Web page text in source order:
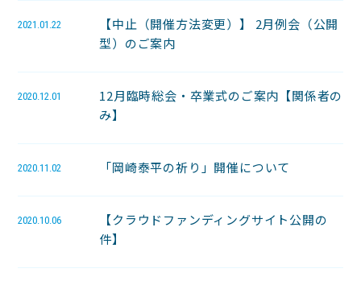
2021.01.22
【中止（開催方法変更）】 2月例会（公開
型）のご案内
2020.12.01
12月臨時総会・卒業式のご案内【関係者の
み】
2020.11.02 「岡崎泰平の祈り」開催について
2020.10.06
【クラウドファンディングサイト公開の
件】